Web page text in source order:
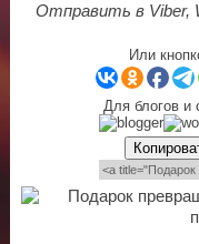
Отправить в Viber,
Или
Для блогов и